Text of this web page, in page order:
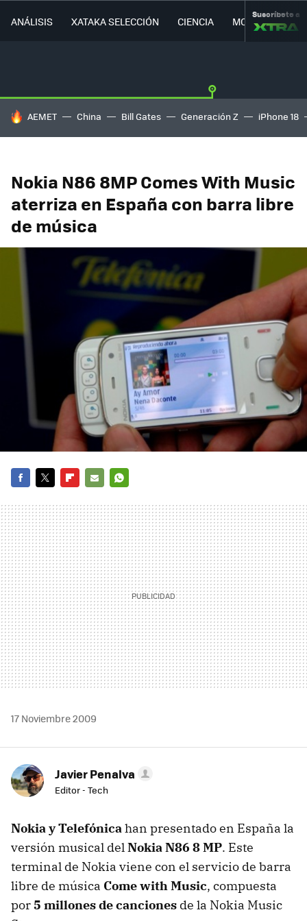
ANÁLISIS XATAKA SELECCIÓN CIENCIA MOVILIDAD
Suscríbete a
HOY SE HABLA DE
AEMET China Bill Gates Generación Z iPhone 18
Nokia N86 8MP Comes With Music
aterriza en España con barra libre
de música
MAIL
17 Noviembre 2009
Javier Penalva
Editor - Tech
Nokia y Telefónicahan presentado en España la
versión musical delNokia N86 8 MP. Este
terminal de Nokia viene con el servicio de barra
libre de música Come with Music, compuesta
por5 millones de canciones de la Nokia Music